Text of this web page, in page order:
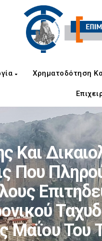
Χρηματοδότηση
Και
Που
Μαΐου Του